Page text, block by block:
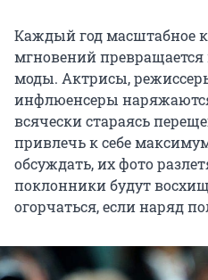
Каждый год масштабное
мгновений
моды. Актрисы,
инфлюенсеры
всячески стараясь
привлечь к себе
обсуждать, их фото
поклонники будут
огорчаться, если наряд